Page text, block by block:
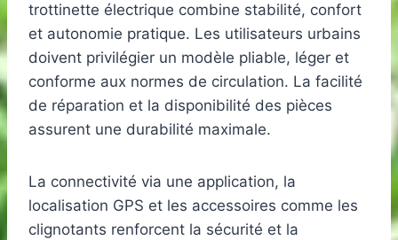
trottinette électrique combine stabilité, confort
et autonomie pratique. Les utilisateurs urbains
doivent privilégier un modèle pliable, léger et
conforme aux normes de circulation. La facilité
de réparation et la disponibilité des pièces
assurent une durabilité maximale.
La connectivité via une application, la
localisation GPS et les accessoires comme les
clignotants renforcent la sécurité et la